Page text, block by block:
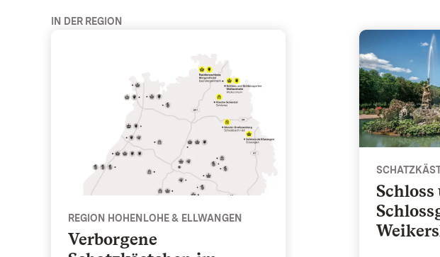
IN DER REGION
Verborgene
REGION HOHENLOHE & ELLWANGEN
Verborgene Schatzkästchen im Nordosten - Region Hohenlohe &
Schloss
Schloss